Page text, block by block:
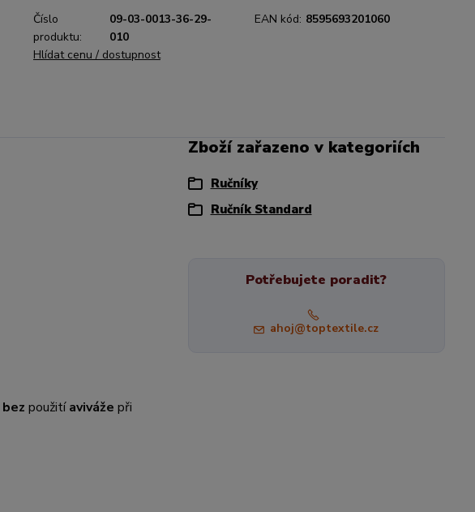
Číslo
produktu:
09-03-0013-36-29-
010
EAN kód: 8595693201060
Hlídat cenu / dostupnost
bez použitíaviváže při
Zboží zařazeno v kategoriích
Ručníky
Ručník Standard
Potřebujete poradit?
ahoj@toptextile.cz